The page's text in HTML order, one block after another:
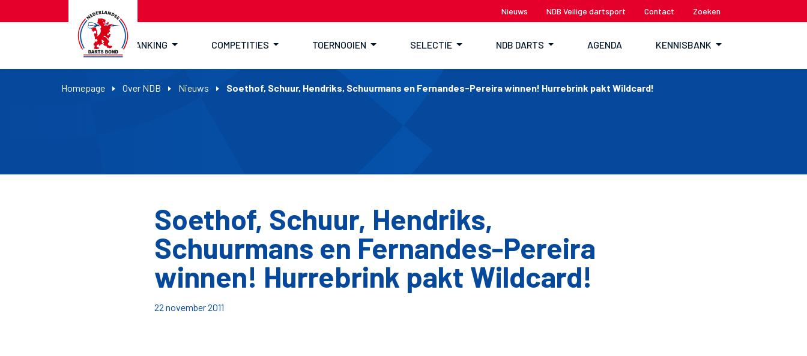
Nieuws NDB Veilige dartsport Contact Zoeken
RANKING COMPETITIES TOERNOOIEN SELECTIE NDB DARTS AGENDA KENNISBANK
Homepage Over NDB Nieuws Soethof, Schuur, Hendriks, Schuurmans en Fernandes-Pereira winnen! Hurrebrink pakt Wildcard!
Soethof, Schuur, Hendriks,
Schuurmans en Fernandes-Pereira
winnen! Hurrebrink pakt Wildcard!
22 november 2011